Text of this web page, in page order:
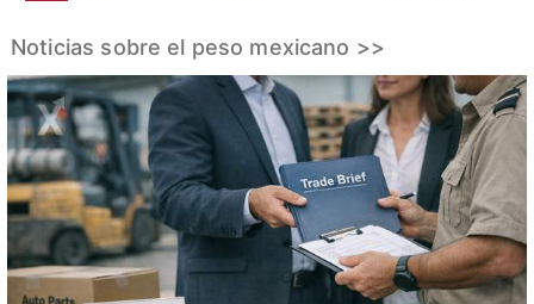
Noticias sobre el peso mexicano >>